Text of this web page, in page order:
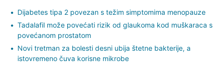
Dijabetes tipa 2 povezan s težim simptomima menopauze
Tadalafil može povećati rizik od glaukoma kod muškaraca s
povećanom prostatom
Novi tretman za bolesti desni ubija štetne bakterije, a
istovremeno čuva korisne mikrobe